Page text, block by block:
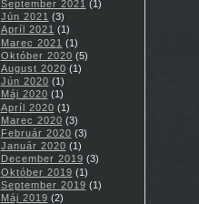
September 2021 (1)
Jún 2021 (3)
Apríl 2021 (1)
Marec 2021 (1)
Október 2020 (5)
August 2020 (1)
Jún 2020 (1)
Máj 2020 (1)
Apríl 2020 (1)
Marec 2020 (3)
Február 2020 (3)
Január 2020 (1)
December 2019 (3)
Október 2019 (1)
September 2019 (1)
Máj 2019 (2)